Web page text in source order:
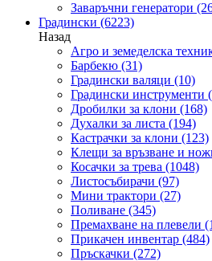
Заваръчни генератори
Градински (6223)
Назад
Агро и земеделска
Барбекю (31)
Градински валяци (10)
Градински инструменти
Дробилки за клони (168)
Духалки за листа (194)
Кастрачки за клони (123)
Клещи за връзване и
Косачки за трева (1048)
Листосъбирачи (97)
Мини трактори (27)
Поливане (345)
Премахване на плевели
Прикачен инвентар (484)
Пръскачки (272)